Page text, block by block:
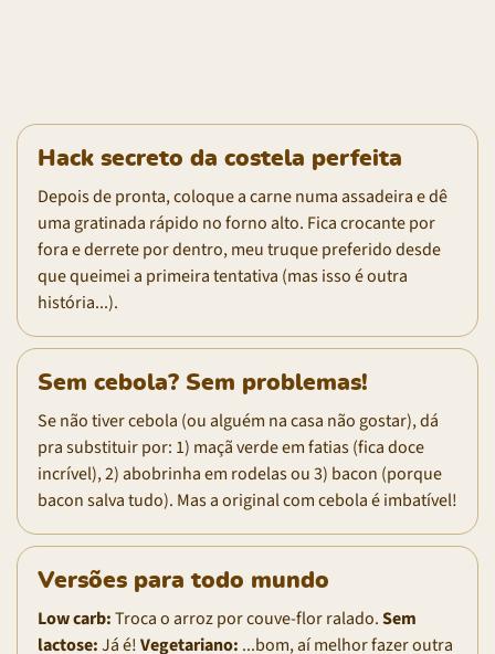
Hack secreto da costela perfeita
Depois de pronta, coloque a carne numa assadeira e dê
uma gratinada rápido no forno alto. Fica crocante por
fora e derrete por dentro, meu truque preferido desde
que queimei a primeira tentativa (mas isso é outra
história...).
Sem cebola? Sem problemas!
Se não tiver cebola (ou alguém na casa não gostar), dá
pra substituir por: 1) maçã verde em fatias (fica doce
incrível), 2) abobrinha em rodelas ou 3) bacon (porque
bacon salva tudo). Mas a original com cebola é imbatível!
Versões para todo mundo
Low carb:Troca o arroz por couve-flor ralado.Sem
lactose:Já é!Vegetariano: ...bom, aí melhor fazer outra